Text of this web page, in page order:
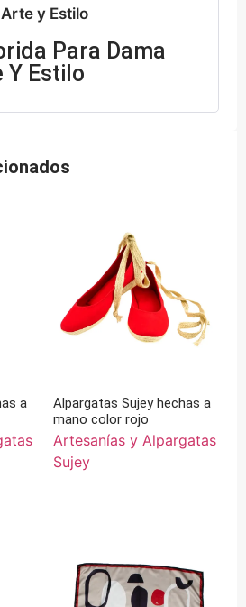
y Estilo
Para Dama
Y Estilo
a
Alpargatas Sujey hechas a
mano color rojo
Artesanías y Alpargatas
Sujey